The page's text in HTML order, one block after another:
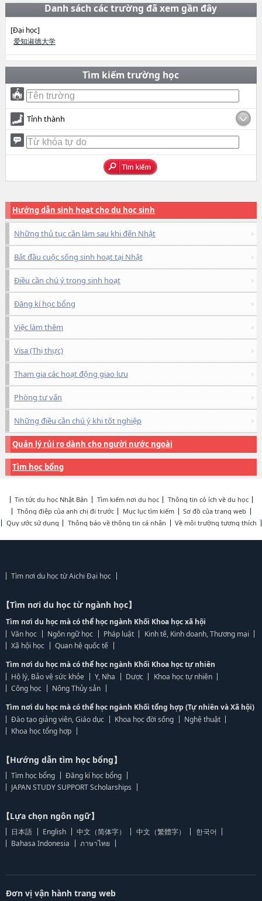
Danh sách các trường đã xem gần đây
[Đại học]
爱知淑德大学
Tìm kiếm trường học
Tỉnh thành
Hướng dẫn sinh hoạt cho du học sinh
Những thủ tục cần làm sau khi đến Nhật
Bắt đầu cuộc sống sinh hoạt tại Nhật
Điều cần chú ý trong sinh hoạt
Đăng kí học bổng
Việc làm thêm
Visa (Thị thực)
Tham gia các hoạt động giao lưu
Phòng tư vấn
Những điều cần chú ý khi tốt nghiệp
Quản lý rủi ro dành cho người nước ngoài
Tìm học bổng
Tin tức du học Nhật Bản Tìm kiếm nơi du học
Thông tin có ích về du học
Thông điệp của anh chị đi trước
Mục lục tìm kiếm
Sơ đồ của trang web
Quy ước sử dụng
Thông báo về thông tin cá nhân Về môi trường tương thích
Tìm nơi du học từ Aichi Đại học
【Tìm nơi du học từ ngành học】
Tìm nơi du học mà có thể học ngành Khối Khoa học xã hội
Văn học
Ngôn ngữ học Pháp luật
Kinh tế, Kinh doanh, Thương mại
Xã hội học
Quan hệ quốc tế
Tìm nơi du học mà có thể học ngành Khối Khoa học tự nhiên
Hộ lý, Bảo vệ sức khỏe
Y, Nha Dược
Khoa học tự nhiên
Công học
Nông Thủy sản
Tìm nơi du học mà có thể học ngành Khối tổng hợp (Tự nhiên và Xã hội)
Đào tạo giảng viên, Giáo dục
Khoa học đời sống
Nghệ thuật
Khoa học tổng hợp
【Hướng dẫn tìm học bổng】
Tìm học bổng
Đăng kí học bổng
JAPAN STUDY SUPPORT Scholarships
【Lựa chọn ngôn ngữ】
日本語 English 中文（简体字） 中文（繁體字）
한국어
Bahasa Indonesia
ภาษาไทย
Đơn vị vận hành trang web